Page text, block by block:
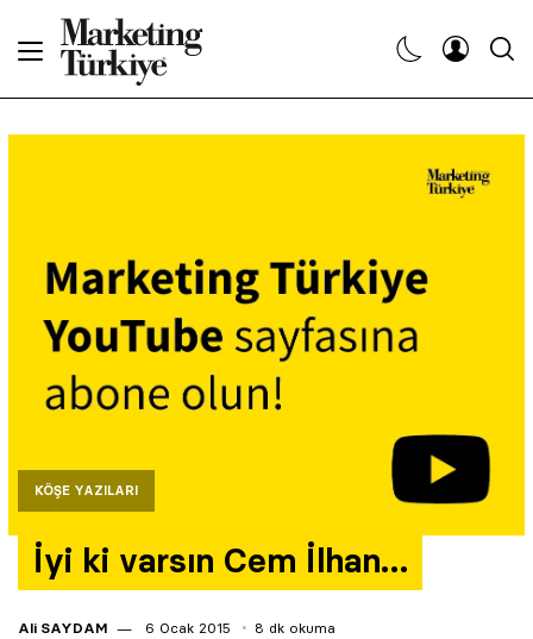
KÖŞE YAZILARI
İyi ki varsın Cem İlhan…
Ali SAYDAM 6 Ocak 2015 8 dk okuma
Dergiler
Etkinlikler
Kariyer
Yazarlar
Araştırma